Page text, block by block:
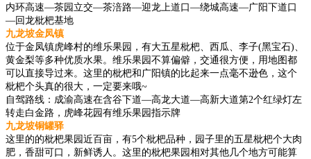
内环高速—茶园立交—茶涪路—迎龙上道口—绕城高速—广阳下道口
—回龙枇杷基地
九龙坡金凤镇
位于金凤镇虎峰村的维乐果园，有大五星枇杷、西瓜、李子(黑宝石)、
黄金梨等多种优质水果。维乐果园不算偏僻，交通很方便，用地图都
可以直接导过来。这里的枇杷和广阳镇的比起来一点毫不逊色，这个
枇杷个头真的很大，一定要来哦~
自驾路线：成渝高速在含谷下道—高龙大道—高新大道第2个红绿灯左
转走白金路，虎峰花园有维乐果园指示牌
九龙坡铜罐驿
这里的的枇杷果园近百亩，有5个枇杷品种，园子里的五星枇杷个大肉
肥，香甜可口，新鲜诱人。这里的枇杷果园相对其他几个地方可能算